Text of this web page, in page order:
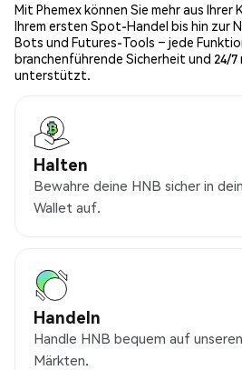
Mit Phemex können Sie mehr aus Ihrer
Ihrem ersten Spot-Handel bis hin zur
Bots und Futures-Tools – jede
branchenführende Sicherheit und 24/
unterstützt.
Halten
Bewahre deine HNB sicher in
Wallet auf.
Handeln
Handle HNB bequem auf
Märkten.